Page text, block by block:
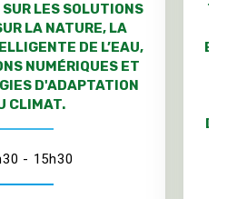
LES SOLUTIONS
LA NATURE, LA
DE L’EAU,
NUMÉRIQUES ET
D'ADAPTATION
CLIMAT.
- 15h30